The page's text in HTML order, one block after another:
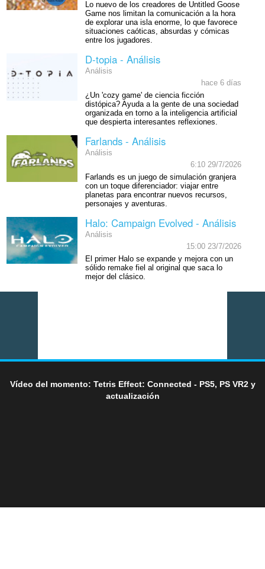
Lo nuevo de los creadores de Untitled Goose
Game nos limitan la comunicación a la hora
de explorar una isla enorme, lo que favorece
situaciones caóticas, absurdas y cómicas
entre los jugadores.
D-topia - Análisis
Análisis
hace 6 días
¿Un 'cozy game' de ciencia ficción
distópica? Ayuda a la gente de una sociedad
organizada en torno a la inteligencia artificial
que despierta interesantes reflexiones.
Farlands - Análisis
Análisis
6:10 29/7/2026
Farlands es un juego de simulación granjera
con un toque diferenciador: viajar entre
planetas para encontrar nuevos recursos,
personajes y aventuras.
Halo: Campaign Evolved - Análisis
Análisis
15:00 23/7/2026
El primer Halo se expande y mejora con un
sólido remake fiel al original que saca lo
mejor del clásico.
Vídeo del momento: Tetris Effect: Connected - PS5, PS VR2 y
actualización